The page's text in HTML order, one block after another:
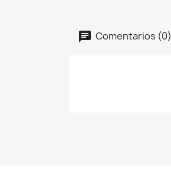
Comentarios (0)